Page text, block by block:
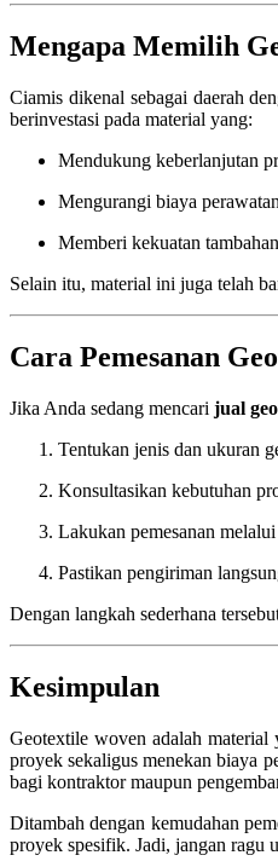
Mengapa Memilih
Ciamis dikenal sebagai daerah
berinvestasi pada material yang:
Mendukung keberlanjutan
Mengurangi biaya
Memberi kekuatan
Selain itu, material ini juga telah
Cara Pemesanan
Jika Anda sedang mencari jual
Tentukan jenis dan ukuran
Konsultasikan kebutuhan
Lakukan pemesanan
Pastikan pengiriman
Dengan langkah sederhana
Kesimpulan
Geotextile woven adalah
proyek sekaligus menekan biaya
bagi kontraktor maupun
Ditambah dengan kemudahan
proyek spesifik. Jadi, jangan ragu